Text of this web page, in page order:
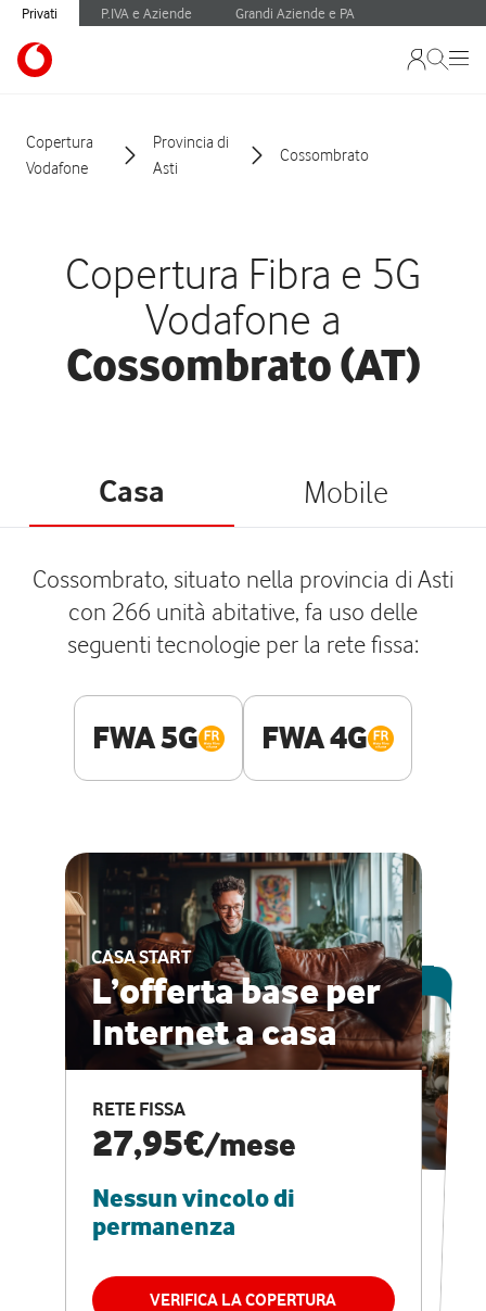
Privati P.IVA e Aziende Grandi Aziende e PA
Copertura
Vodafone
Provincia di
Asti
Cossombrato
Copertura Fibra e 5G
Vodafone a
Cossombrato (AT)
Casa Mobile
Cossombrato, situato nella provincia di Asti
con 266 unità abitative, fa uso delle
seguenti tecnologie per la rete fissa:
FWA 5G FWA 4G
CASA START
L’offerta base per
Internet a casa
RETE FISSA
27,95€/mese
Nessun vincolo di
permanenza
VERIFICA LA COPERTURA
ESCLUSIVA ONLINE
CASA PRO
Internet veloce e
vantaggi speciali
RETE FISSA + VODAFONE CLUB
29,95€
permanenza